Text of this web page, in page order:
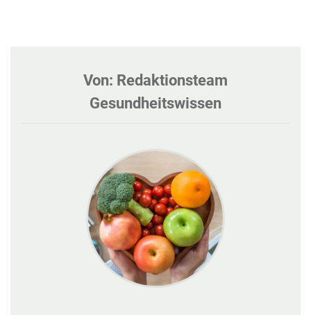
Von: Redaktionsteam
Gesundheitswissen